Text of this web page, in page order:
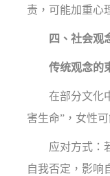
责，可能加重心
四、社会观
传统观念的
在部分文化中
害生命”，女性
应对方式：若
自我否定，影响